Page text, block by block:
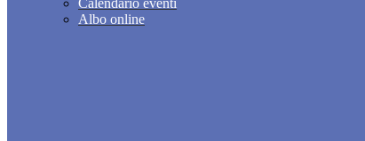
Calendario eventi
Albo online